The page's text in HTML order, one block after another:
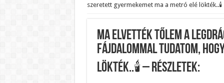
RENDKÍVÜLI! Kivonul a Tesco,
Kezdeményezték Pócs János
Újabb Fideszes képviselő
Robbanhat az egészségügy
szeretett gyermekemet ma a metró elé lökték..🕯 –
Ma elvették tőlem a
fájdalommal tudatom,
lökték..🕯 – RÉSZLETEK: